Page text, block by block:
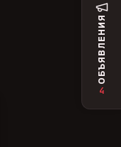
ОБЪЯВЛЕНИЯ
4